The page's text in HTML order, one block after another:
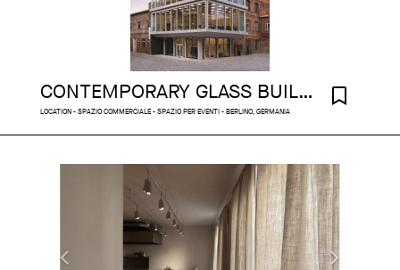
CONTEMPORARY GLASS BUILDING ON THE SPREE
LOCATION - SPAZIO COMMERCIALE - SPAZIO PER EVENTI - BERLINO, GERMANIA